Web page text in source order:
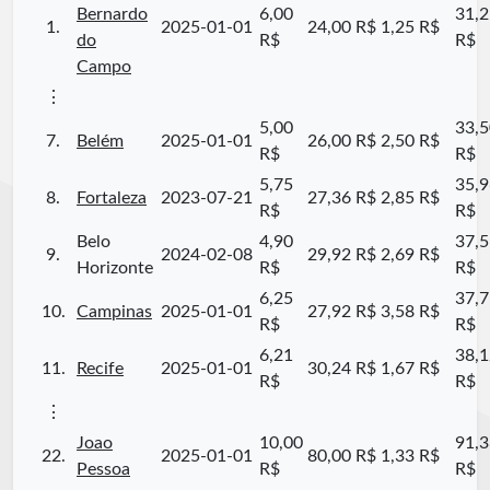
1.
Bernardo
do
Campo
2025-01-01
6,00
R$
24,00 R$ 1,25 R$
R$
⋮
7. Belém 2025-01-01
5,00
R$
26,00 R$ 2,50 R$
R$
8. Fortaleza 2023-07-21
5,75
R$
27,36 R$ 2,85 R$
R$
9.
Belo
Horizonte
2024-02-08
4,90
R$
29,92 R$ 2,69 R$
R$
10. Campinas 2025-01-01
6,25
R$
27,92 R$ 3,58 R$
R$
11. Recife 2025-01-01
6,21
R$
30,24 R$ 1,67 R$
R$
⋮
22.
Joao
Pessoa
2025-01-01
10,00
R$
80,00 R$ 1,33 R$
R$